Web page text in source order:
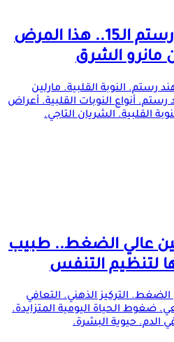
ذكرى وفاة هند رستم الـ15.. هذا المرض
مانرو الشرق
رستم. النوبة القلبية. مارلين
أنواع النوبات القلبية. أعراض
القلبية. الشريان التاجي.
عالي الضغط.. طبيب
لتنظيم التنفس
التركيز الذهني. التعافي
ضغوط الحياة اليومية المتزايدة.
الدم. حيوية البشرة.